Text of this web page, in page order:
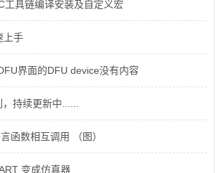
工具链编译安装及自定义宏
上手
界面的DFU device没有内容
持续更新中......
函数相互调用 （图）
变成仿真器